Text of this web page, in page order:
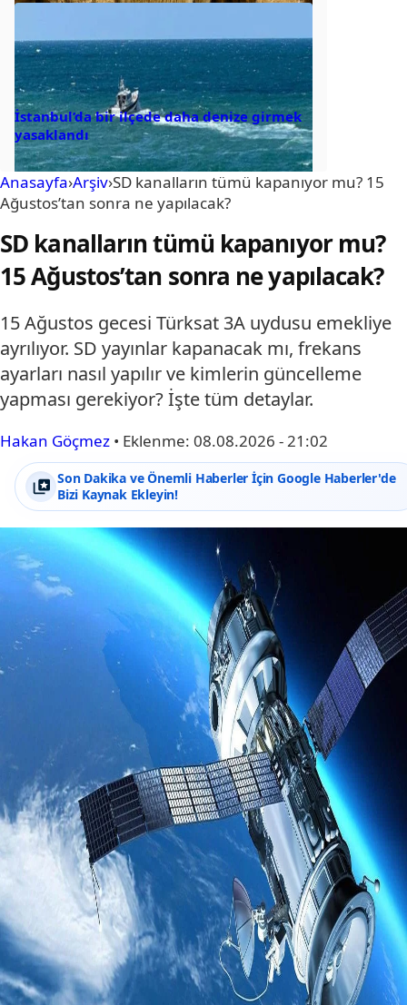
İstanbul’da bir ilçede daha denize girmek
yasaklandı
Anasayfa›Arşiv›SD kanalların tümü kapanıyor mu? 15
Ağustos’tan sonra ne yapılacak?
SD kanalların tümü kapanıyor mu?
15 Ağustos’tan sonra ne yapılacak?
15 Ağustos gecesi Türksat 3A uydusu emekliye
ayrılıyor. SD yayınlar kapanacak mı, frekans
ayarları nasıl yapılır ve kimlerin güncelleme
yapması gerekiyor? İşte tüm detaylar.
Hakan Göçmez • Eklenme: 08.08.2026 - 21:02
Son Dakika ve Önemli Haberler İçin Google Haberler'de
Bizi Kaynak Ekleyin!